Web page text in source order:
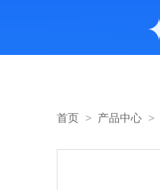
首页 > 产品中心 >